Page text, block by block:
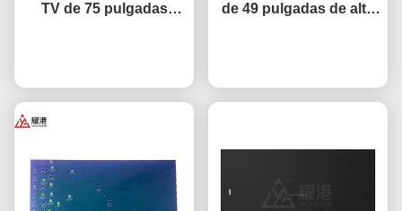
TV de 75 pulgadas
de 49 pulgadas de alto